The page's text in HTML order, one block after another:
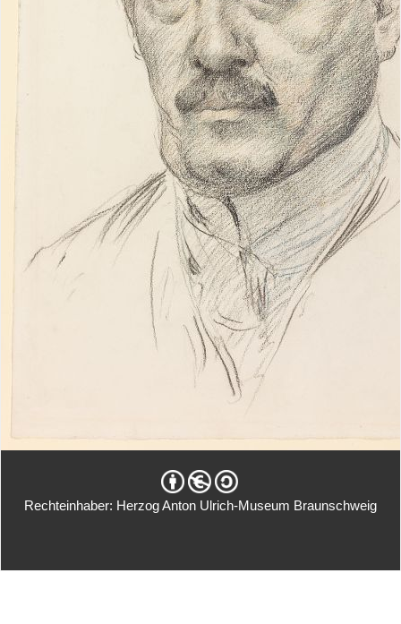
Rechteinhaber: Herzog Anton Ulrich-Museum Braunschweig